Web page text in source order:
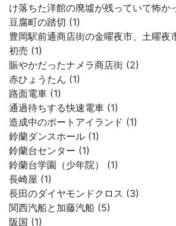
け落ちた洋館の廃墟が残っていて怖か
豆腐町の踏切 (1)
豊岡駅前通商店街の金曜夜市、土曜夜
初売 (1)
賑やかだったナメラ商店街 (2)
赤ひょうたん (1)
路面電車 (1)
通過待ちする快速電車 (1)
造成中のポートアイランド (1)
鈴蘭ダンスホール (1)
鈴蘭台センター (1)
鈴蘭台学園（少年院） (1)
長崎屋 (1)
長田のダイヤモンドクロス (3)
関西汽船と加藤汽船 (5)
阪国 (1)